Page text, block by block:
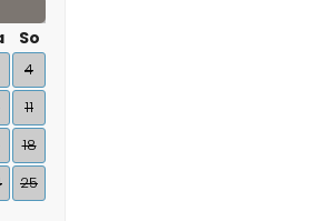
So
4
11
18
25